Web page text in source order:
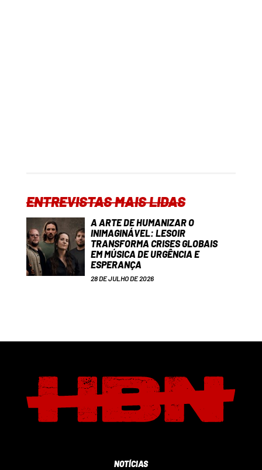
ENTREVISTAS MAIS LIDAS
A ARTE DE HUMANIZAR O
INIMAGINÁVEL: LESOIR
TRANSFORMA CRISES GLOBAIS
EM MÚSICA DE URGÊNCIA E
ESPERANÇA
28 DE JULHO DE 2026
NOTÍCIAS